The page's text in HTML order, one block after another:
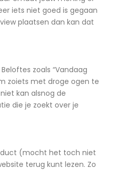
iets niet goed is gegaan
plaatsen dan kan dat
zoals “Vandaag
zoiets met droge ogen te
kan alsnog de
die je zoekt over je
(mocht het toch niet
terug kunt lezen. Zo